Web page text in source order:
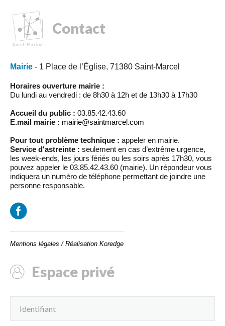
Contact
Mairie - 1 Place de l’Église, 71380 Saint-Marcel
Horaires ouverture mairie :
Du lundi au vendredi : de 8h30 à 12h et de 13h30 à 17h30
Accueil du public : 03.85.42.43.60
E.mail mairie : mairie@saintmarcel.com
Pour tout problème technique : appeler en mairie.
Service d'astreinte : seulement en cas d’extrême urgence,
les week-ends, les jours fériés ou les soirs après 17h30, vous
pouvez appeler le 03.85.42.43.60 (mairie). Un répondeur vous
indiquera un numéro de téléphone permettant de joindre une
personne responsable.
Mentions légales / Réalisation Koredge
Espace privé